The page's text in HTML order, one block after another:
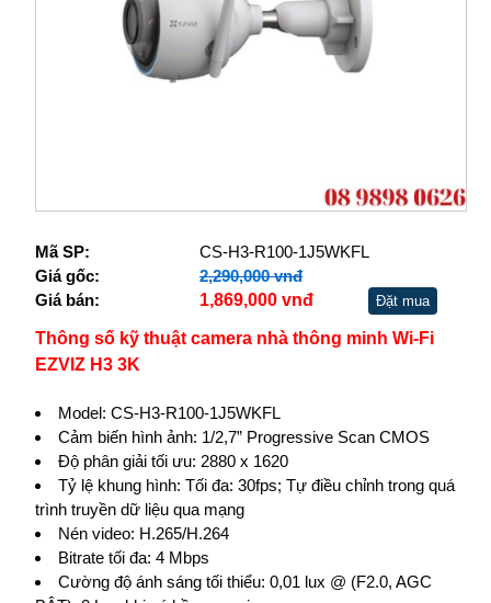
Mã SP:
CS-H3-R100-1J5WKFL
Giá gốc:
2,290,000 vnđ
Giá bán:
1,869,000 vnđ Đặt mua
Thông số kỹ thuật camera nhà thông minh Wi-Fi
EZVIZ H3 3K
Model: CS-H3-R100-1J5WKFL
Cảm biến hình ảnh: 1/2,7” Progressive Scan CMOS
Độ phân giải tối ưu: 2880 x 1620
Tỷ lệ khung hình: Tối đa: 30fps; Tự điều chỉnh trong quá
trình truyền dữ liệu qua mạng
Nén video: H.265/H.264
Bitrate tối đa: 4 Mbps
Cường độ ánh sáng tối thiểu: 0,01 lux @ (F2.0, AGC